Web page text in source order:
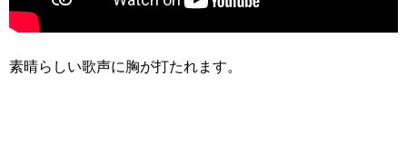
素晴らしい歌声に胸が打たれます。